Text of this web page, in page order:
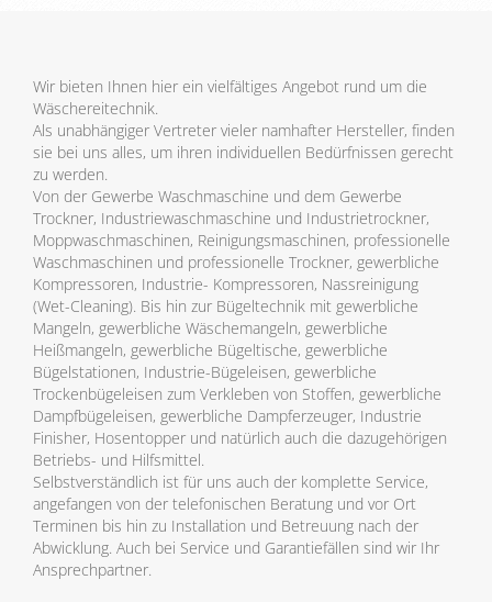
Wir bieten Ihnen hier ein vielfältiges Angebot rund um die
Wäschereitechnik.
Als unabhängiger Vertreter vieler namhafter Hersteller, finden
sie bei uns alles, um ihren individuellen Bedürfnissen gerecht
zu werden.
Von der Gewerbe Waschmaschine und dem Gewerbe
Trockner, Industriewaschmaschine und Industrietrockner,
Moppwaschmaschinen, Reinigungsmaschinen, professionelle
Waschmaschinen und professionelle Trockner, gewerbliche
Kompressoren, Industrie- Kompressoren, Nassreinigung
(Wet-Cleaning). Bis hin zur Bügeltechnik mit gewerbliche
Mangeln, gewerbliche Wäschemangeln, gewerbliche
Heißmangeln, gewerbliche Bügeltische, gewerbliche
Bügelstationen, Industrie-Bügeleisen, gewerbliche
Trockenbügeleisen zum Verkleben von Stoffen, gewerbliche
Dampfbügeleisen, gewerbliche Dampferzeuger, Industrie
Finisher, Hosentopper und natürlich auch die dazugehörigen
Betriebs- und Hilfsmittel.
Selbstverständlich ist für uns auch der komplette Service,
angefangen von der telefonischen Beratung und vor Ort
Terminen bis hin zu Installation und Betreuung nach der
Abwicklung. Auch bei Service und Garantiefällen sind wir Ihr
Ansprechpartner.